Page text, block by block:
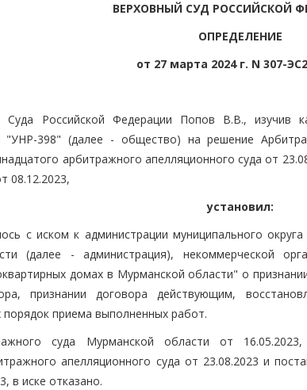
ВЕРХОВНЫЙ СУД РОССИЙСКОЙ
ОПРЕДЕЛЕНИЕ
от 27 марта 2024 г. N 307-
Суда Российской Федерации Попов В.В., изучив
"УНР-398" (далее - общество) на решение
арбитражного апелляционного суда от
08.12.2023,
установил:
с иском к администрации муниципального
(далее - администрация), некоммерческой
домах в Мурманской области" о
признании договора действующим,
приема выполненных работ.
суда Мурманской области от
апелляционного суда от 23.08.2023 и
в иске отказано.